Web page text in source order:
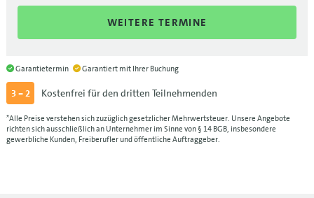
22.10.-23.10.26
1.190 €
12.11.-13.11.26
FRA
1.190 €
12.11.-13.11.26
03.12.-04.12.26
1.190 €
WEITERE TERMINE
Garantietermin Garantiert mit Ihrer Buchung
3 = 2 Kostenfrei für den dritten Teilnehmenden
*Alle Preise verstehen sich zuzüglich gesetzlicher Mehrwertsteuer. Unsere Angebote
richten sich ausschließlich an Unternehmer im Sinne von § 14 BGB, insbesondere
gewerbliche Kunden, Freiberufler und öffentliche Auftraggeber.